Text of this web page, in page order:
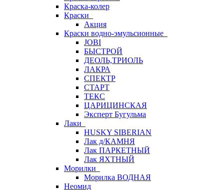
Краска-колер
Краски
Акция
Краски водно-эмульсионные
JOBI
БЫСТРОЙ
ДЕОЛЬ,ТРИОЛЬ
ЛАКРА
СПЕКТР
СТАРТ
ТЕКС
ЦАРИЦИНСКАЯ
Эксперт Бугульма
Лаки
HUSKY SIBERIAN
Лак д/КАМНЯ
Лак ПАРКЕТНЫЙ
Лак ЯХТНЫЙ
Морилки
Морилка ВОДНАЯ
Неомид